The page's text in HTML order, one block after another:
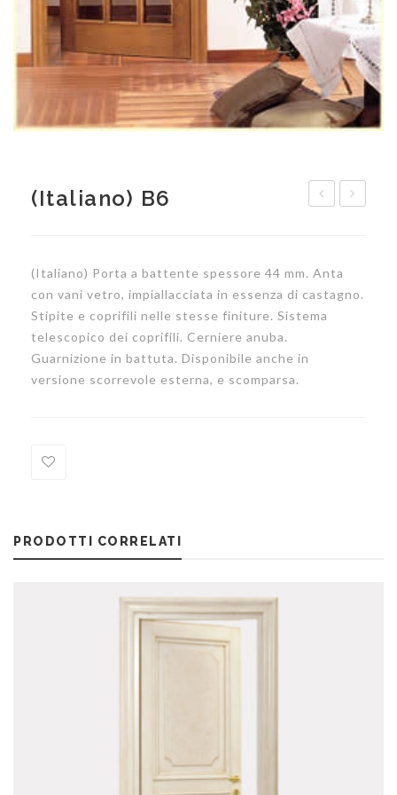
(Italiano) B6
(Italiano) Porta a battente spessore 44 mm. Anta
con vani vetro, impiallacciata in essenza di castagno.
Stipite e coprifili nelle stesse finiture. Sistema
telescopico dei coprifili. Cerniere anuba.
Guarnizione in battuta. Disponibile anche in
versione scorrevole esterna, e scomparsa.
Wishlist
PRODOTTI CORRELATI